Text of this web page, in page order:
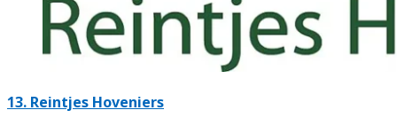
13. Reintjes Hoveniers